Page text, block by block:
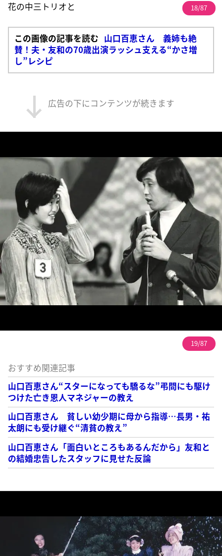
花の中三トリオと 18/87
この画像の記事を読む 山口百恵さん 義姉も絶
賛！夫・友和の70歳出演ラッシュ支える“かさ増
し”レシピ
広告の下にコンテンツが続きます
19/87
おすすめ関連記事
山口百恵さん“スターになっても驕るな”弔問にも駆け
つけた亡き恩人マネジャーの教え
山口百恵さん 貧しい幼少期に母から指導…長男・祐
太朗にも受け継ぐ“清貧の教え”
山口百恵さん「面白いところもあるんだから」友和と
の結婚忠告したスタッフに見せた反論